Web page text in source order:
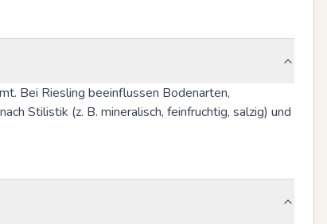
Bei Riesling beeinflussen Bodenarten,
Stilistik (z. B. mineralisch, feinfruchtig, salzig) und